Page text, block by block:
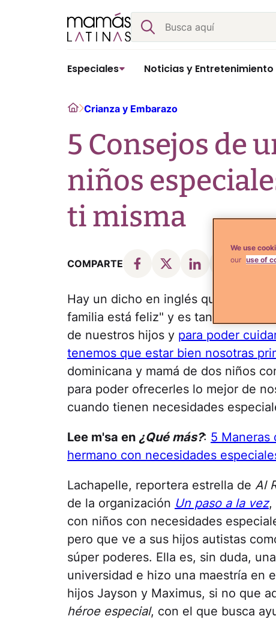
Buscar
Especiales Noticias y Entretenimiento
HomeCrianza y Embarazo
5 Consejos de
niños
ti misma
COMPARTE
Hay un dicho en inglés que me
familia está feliz" y es tan cierto.
de nuestros hijos y para poder
tenemos que estar bien nosotras
dominicana y mamá de dos niños
para poder ofrecerles lo mejor de
cuando tienen necesidades
Lee m'sa en ¿Qué más?: 5 Maneras
hermano con necesidades
Lachapelle, reportera estrella de Al
de la organización Un paso a la vez,
con niños con necesidades
pero que ve a sus hijos autistas
súper poderes. Ella es, sin duda,
universidad e hizo una maestría en
hijos Jayson y Maximus, si no que
héroe especial, con el que busca
We use
our use of